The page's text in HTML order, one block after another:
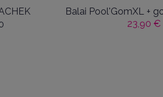
Balai Pool'GomXL +
23,90 €